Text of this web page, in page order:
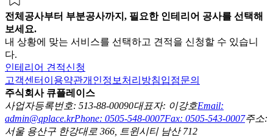
전체공사부터 부분공사까지, 필요한 인테리어 공사를 선택해
보세요.
내 상황에 맞는 서비스를 선택하고 견적을 신청할 수 있습니
다.
인테리어 견적신청
고객센터 이용약관개인정보처리방침입점문의
주식회사 큐플레이스
사업자등록번호: 513-88-00090대표자: 이강호Email:
admin@qplace.krPhone: 0505-548-0007Fax: 0505-543-0007주소:
서울 용산구 한강대로 366, 트윈시티 남산 712